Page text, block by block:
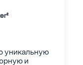
уникальную
и